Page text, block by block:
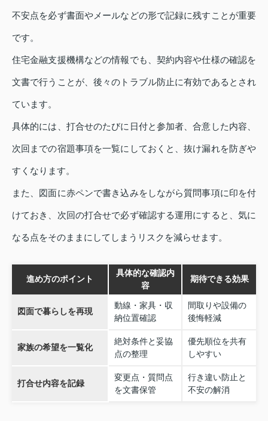
不安点を必ず書面やメールなどの形で記録に残すことが重要
です。
住宅金融支援機構などの情報でも、契約内容や仕様の確認を
文書で行うことが、後々のトラブル防止に有効であるとされ
ています。
具体的には、打合せのたびに日付と参加者、合意した内容、
次回までの宿題事項を一覧にしておくと、抜け漏れを防ぎや
すくなります。
また、図面に赤ペンで書き込みをしながら質問事項に印を付
けておき、次回の打合せで必ず確認する運用にすると、気に
なる点をそのままにしてしまうリスクを減らせます。
進め方のポイント
具体的な確認内
容
期待できる効果
図面で暮らしを再現
動線・家具・収
納位置確認
間取りや設備の
後悔軽減
家族の希望を一覧化
絶対条件と妥協
点の整理
優先順位を共有
しやすい
打合せ内容を記録
変更点・質問点
を文書保管
行き違い防止と
不安の解消